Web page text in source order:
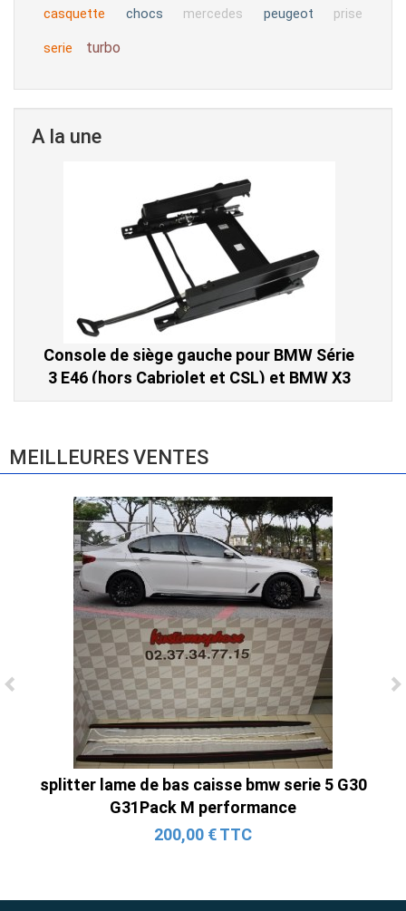
casquette chocs mercedes peugeot prise
serie turbo
A la une
Ligne Cat-Back Active 4 Sorties avec
Tube en H pour Ford Mustang GT & V6
(2015-2023)
2 690,00 € TTC
Console de siège gauche pour BMW Série
3 E46 (hors Cabriolet et CSL) et BMW X3
E83 (2004-2010)
MEILLEURES VENTES
splitter lame de bas caisse bmw serie 5 G30
G31Pack M performance
200,00 € TTC